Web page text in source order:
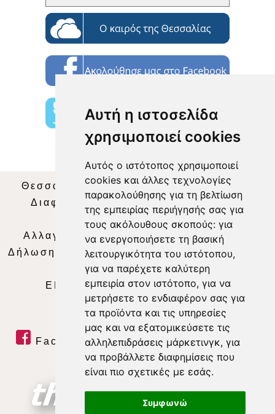
Αυτή η ιστοσελίδα
χρησιμοποιεί cookies
Αυτός ο ιστότοπος χρησιμοποιεί
cookies και άλλες τεχνολογίες
παρακολούθησης για τη βελτίωση
της εμπειρίας περιήγησής σας για
τους ακόλουθους σκοπούς: για
να ενεργοποιήσετε τη βασική
λειτουργικότητα του ιστότοπου,
για να παρέχετε καλύτερη
εμπειρία στον ιστότοπο, για να
μετρήσετε το ενδιαφέρον σας για
τα προϊόντα και τις υπηρεσίες
μας και να εξατομικεύσετε τις
αλληλεπιδράσεις μάρκετινγκ, για
να προβάλλετε διαφημίσεις που
είναι πιο σχετικές με εσάς.
Συμφωνώ
Θεσσαλία Τηλεόραση|SNG Services
Διαφήμιση
| Όροι Χρήσης |Δήλωση
Απορρήτου |
Περιεχόμενο
Αλλαγή Προτιμήσεων για τα Cookies
Δήλωση συμμόρφωσης με τη σύσταση (ΕΕ)
2018/334|Ταυτότητα
ΕΝΗΜΕΡΩΣΗ |WEB TV| LIVE
Facebook| Twitter | Youtube
RSS Feed